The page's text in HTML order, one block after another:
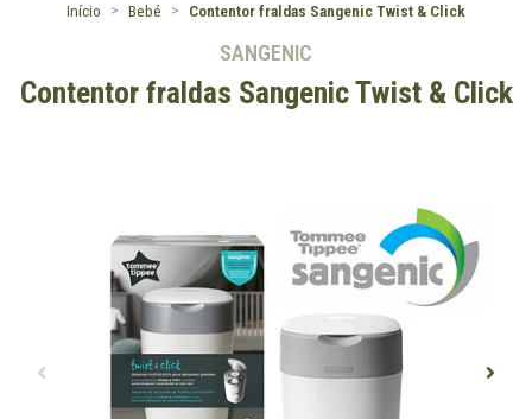
Início Bebé Contentor fraldas Sangenic Twist & Click
SANGENIC
Contentor fraldas Sangenic Twist & Click